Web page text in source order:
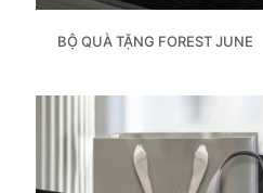
BỘ QUÀ TẶNG FOREST JUNE